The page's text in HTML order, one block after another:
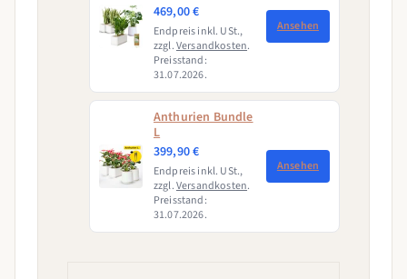
469,00 €
Endpreis inkl. USt.,
zzgl.Versandkosten.
Preisstand:
31.07.2026.
Ansehen
Anthurien Bundle
L
399,90 €
Endpreis inkl. USt.,
zzgl.Versandkosten.
Preisstand:
31.07.2026.
Ansehen